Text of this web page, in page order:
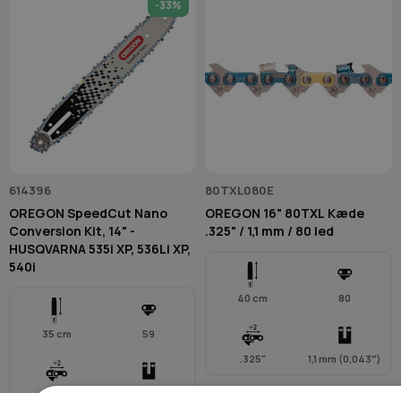
-33%
614396
OREGON SpeedCut Nano
Conversion Kit, 14" -
HUSQVARNA 535i XP, 536Li XP,
540i
35 cm 59
80TXL080E
OREGON 16" 80TXL Kæde
.325" / 1,1 mm / 80 led
40 cm 80
.325" 1,1 mm (0,043″)